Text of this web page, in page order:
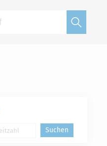
Suchen